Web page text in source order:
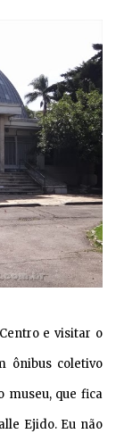
e visitar o
ônibus coletivo
museu, que fica
Ejido. Eu não